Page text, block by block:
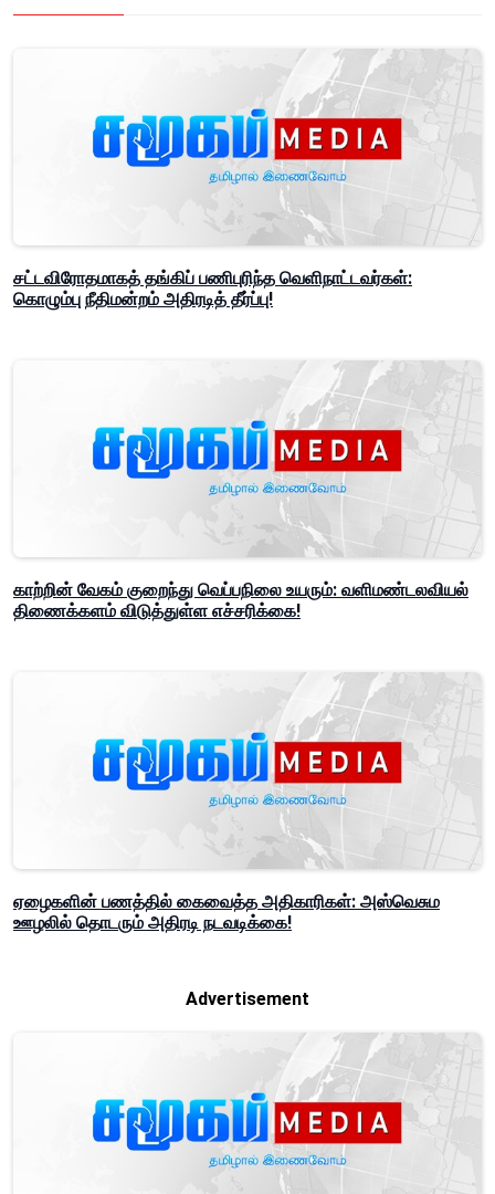
சட்டவிரோதமாகத் தங்கிப் பணிபுரிந்த வெளிநாட்டவர்கள்:
கொழும்பு நீதிமன்றம் அதிரடித் தீர்ப்பு!
காற்றின் வேகம் குறைந்து வெப்பநிலை உயரும்: வளிமண்டலவியல்
திணைக்களம் விடுத்துள்ள எச்சரிக்கை!
ஏழைகளின் பணத்தில் கைவைத்த அதிகாரிகள்: அஸ்வெசும
ஊழலில் தொடரும் அதிரடி நடவடிக்கை!
Advertisement